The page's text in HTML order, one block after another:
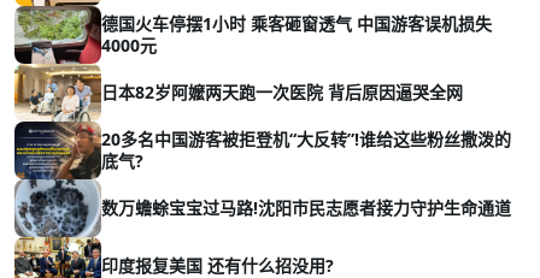
德国火车停摆1小时 乘客砸窗透气 中国游客误机损失
4000元
日本82岁阿嬤两天跑一次医院 背后原因逼哭全网
20多名中国游客被拒登机“大反转”!谁给这些粉丝撒泼的
底气?
数万蟾蜍宝宝过马路!沈阳市民志愿者接力守护生命通道
印度报复美国 还有什么招没用?